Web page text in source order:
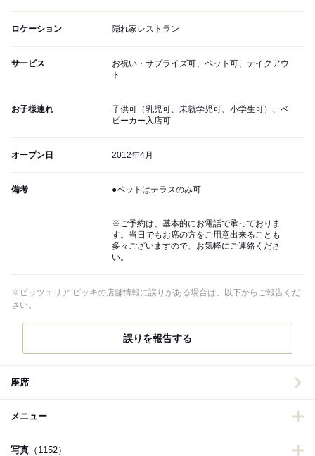
ロケーション 隠れ家レストラン
サービス
お祝い・サプライズ可、ペット可、テイクアウ
ト
お子様連れ
子供可（乳児可、未就学児可、小学生可）、ベ
ビーカー入店可
オープン日 2012年4月
備考 ●ペットはテラスのみ可
※ご予約は、基本的にお電話で承っておりま
す。当日でもお席の方をご用意出来ることも
多々ございますので、お気軽にご連絡くださ
い。
※ピッツェリア ピッキの店舗情報に誤りがある場合は、以下からご報告くだ
さい。
誤りを報告する
座席
メニュー
写真 （1152）